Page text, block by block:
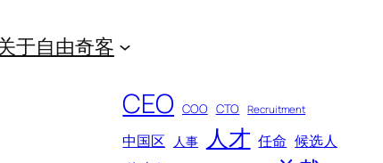
于自由奇客
CEO COO CTO Recruitment
中国区 人事 人才 任命 候选人